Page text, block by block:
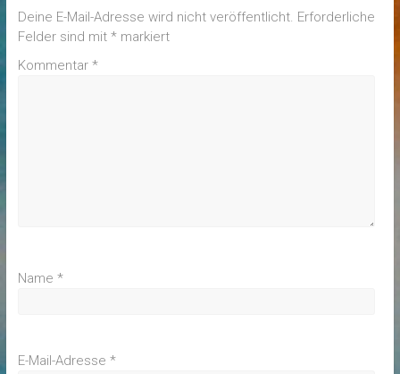
Deine E-Mail-Adresse wird nicht veröffentlicht. Erforderliche
Felder sind mit *markiert
Kommentar *
Name *
E-Mail-Adresse *